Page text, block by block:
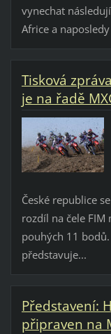
vynechat
Africe a
Tisková
je na řadě
České republice
rozdíl na čele
pouhých 11
představuje...
Představení:
připraven na